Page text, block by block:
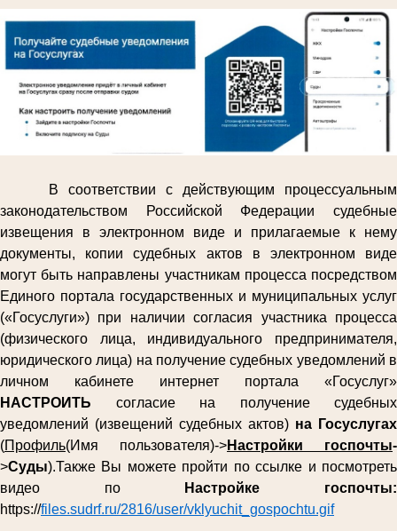
В соответствии с действующим процессуальным
законодательством Российской Федерации судебные
извещения в электронном виде и прилагаемые к нему
документы, копии судебных актов в электронном виде
могут быть направлены участникам процесса посредством
Единого портала государственных и муниципальных услуг
(«Госуслуги») при наличии согласия участника процесса
(физического лица, индивидуального предпринимателя,
юридического лица) на получение судебных уведомлений в
личном кабинете интернет портала «Госуслуг»
НАСТРОИТЬ согласие на получение судебных
уведомлений (извещений судебных актов) на Госуслугах
(Профиль(Имя пользователя)->Настройки госпочты-
>Суды).Также Вы можете пройти по ссылке и посмотреть
видео по
Настройке госпочты:
https://files.sudrf.ru/2816/user/vklyuchit_gospochtu.gif